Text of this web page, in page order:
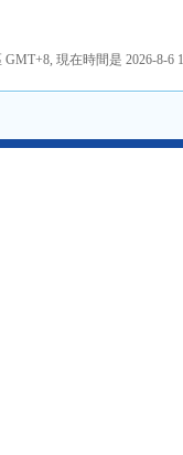
GMT+8, 現在時間是 2026-8-6